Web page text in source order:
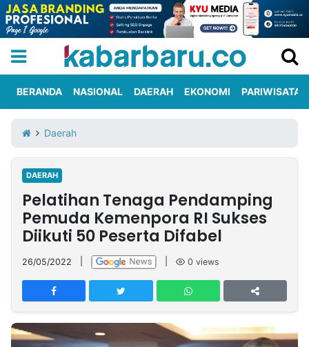
Iklan
Berita
Kami
Nasional
International
Olahraga
Entertainment
Daerah
Pariwisata
Kuliner
Kolom
Network
PT
TREETAN
INDONESIA
BERANDA NASIONAL DAERAH EKONOMI PARIWISATA
Daerah
DAERAH
Pelatihan Tenaga Pendamping
Pemuda Kemenpora RI Sukses
Diikuti 50 Peserta Difabel
26/05/2022 0 views